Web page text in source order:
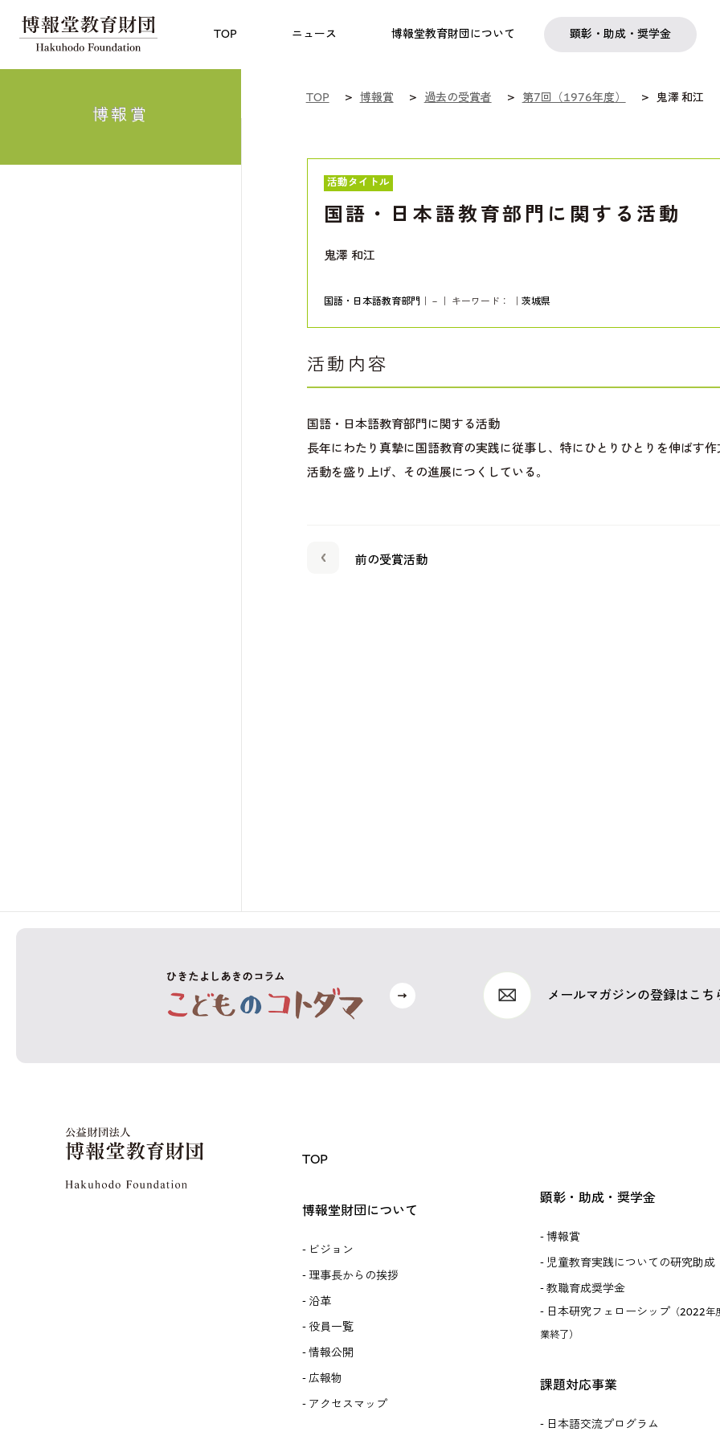
TOP ニュース 博報堂教育財団について 顕彰・助成・奨学金
についての研究助成 奨学金 フェローシップ
日本語交流
プログラム 社会啓発事業
博報賞
TOP 博報賞 過去の受賞者 第7回（1976年度） 鬼澤 和江
活動タイトル
国語・日本語教育部門に関する活動
鬼澤 和江
国語・日本語教育部門 ｜－｜ キーワード： 茨城県
活動内容
国語・日本語教育部門に関する活動
長年にわたり真摯に国語教育の実践に従事し、特にひとりひとりを伸ばす
活動を盛り上げ、その進展につくしている。
前の受賞活動
メールマガジンの登録はこち
TOP
博報堂財団について
ビジョン
理事長からの挨拶
沿革
役員一覧
情報公開
広報物
アクセスマップ
顕彰・助成・奨学金
博報賞
児童教育実践についての研究助成
教職育成奨学金
日本研究フェローシップ （2022年
業終了）
課題対応事業
日本語交流プログラム